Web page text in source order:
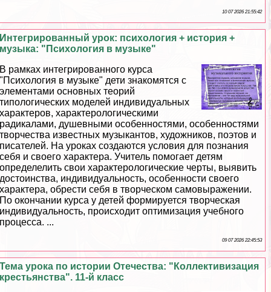
10 07 2026 21:55:42
Интегрированный урок: психология + история +
музыка: "Психология в музыке"
В рамках интегрированного курса
"Психология в музыке" дети знакомятся с
элементами основных теорий
типологических моделей индивидуальных
хаpaктеров, хаpaктерологическими
радикалами, душевными особенностями, особенностями
творчества известных музыкантов, художников, поэтов и
писателей. На уроках создаются условия для познания
себя и своего хаpaктера. Учитель помогает детям
определелить свои хаpaктерологические черты, выявить
достоинства, индивидуальность, особенности своего
хаpaктера, обрести себя в творческом самовыражении.
По окончании курса у детей формируется творческая
индивидуальность, происходит оптимизация учебного
процесса. ...
09 07 2026 22:45:53
Тема урока по истории Отечества: "Коллективизация
крестьянства". 11-й класс